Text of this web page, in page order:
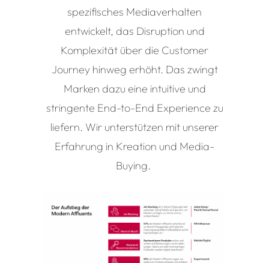
spezifisches Mediaverhalten
entwickelt, das Disruption und
Komplexität über die Customer
Journey hinweg erhöht. Das zwingt
Marken dazu eine intuitive und
stringente End-to-End Experience zu
liefern. Wir unterstützen mit unserer
Erfahrung in Kreation und Media-
Buying.